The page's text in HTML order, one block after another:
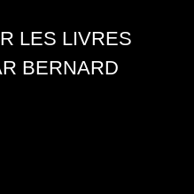
LES LIVRES
BERNARD